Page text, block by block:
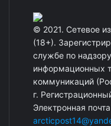
© 2021. Сетевое
(18+).
службе по
информационных
коммуникаций
г.
Электронная